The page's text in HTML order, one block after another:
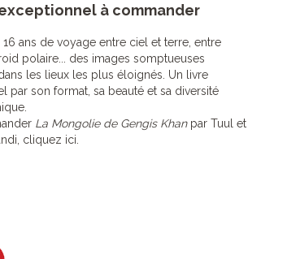
à commander
ans de voyage entre ciel et terre, entre
polaire... des images somptueuses
les lieux les plus éloignés. Un livre
par son format, sa beauté et sa diversité
La Mongolie de Gengis Khanpar Tuul et
cliquez ici